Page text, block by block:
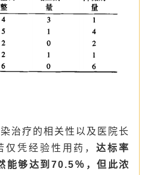
治疗的相关性以及医院长
仅凭经验性用药，达标率
能够达到70.5％，但此浓